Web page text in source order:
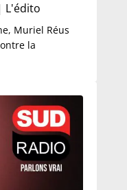
L'édito
Muriel Réus
la